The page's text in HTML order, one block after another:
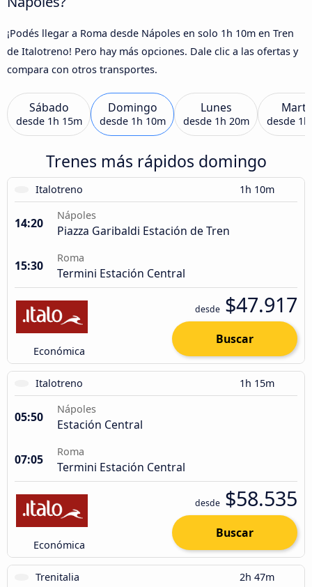
¡Podés llegar a Roma desde Nápoles en solo 1h 10m en Tren
de Italotreno! Pero hay más opciones. Dale clic a las ofertas y
compara con otros transportes.
Sábado
desde 1h 15m
Domingo
desde 1h 10m
Lunes
desde 1h 20m desde
Trenes más rápidos domingo
Italotreno 1h 10m
14:20
Nápoles
Piazza Garibaldi Estación de Tren
15:30
Roma
Termini Estación Central
Económica
desde $47.917
Buscar
Italotreno 1h 15m
05:50
Nápoles
Estación Central
07:05
Roma
Termini Estación Central
Económica
desde $58.535
Buscar
Trenitalia 2h 47m